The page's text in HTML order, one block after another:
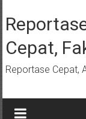
ke
konten
Cepat,
Reportase Cepat,